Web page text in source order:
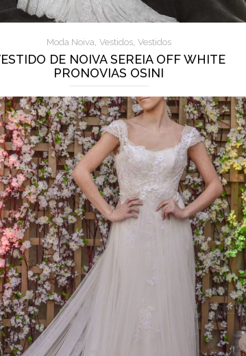
Moda Noiva, Vestidos, Vestidos
DE NOIVA SEREIA OFF WHITE
PRONOVIAS OSINI